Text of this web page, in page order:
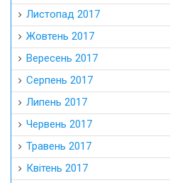
Листопад 2017
Жовтень 2017
Вересень 2017
Серпень 2017
Липень 2017
Червень 2017
Травень 2017
Квітень 2017